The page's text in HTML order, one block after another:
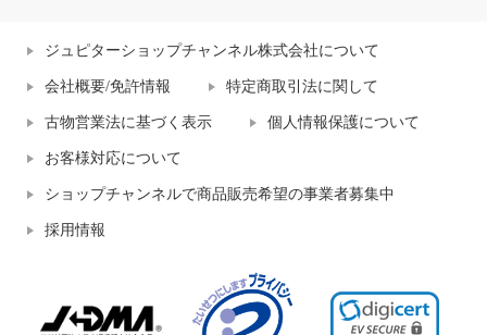
ジュピターショップチャンネル株式会社について
会社概要/免許情報 特定商取引法に関して
古物営業法に基づく表示 個人情報保護について
お客様対応について
ショップチャンネルで商品販売希望の事業者募集中
採用情報